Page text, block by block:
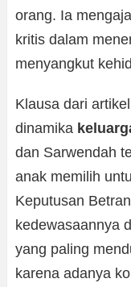
orang. Ia
kritis dalam
menyangkut
Klausa dari
dinamika
dan Sarwendah
anak memilih
Keputusan
kedewasaannya
yang paling
karena adanya